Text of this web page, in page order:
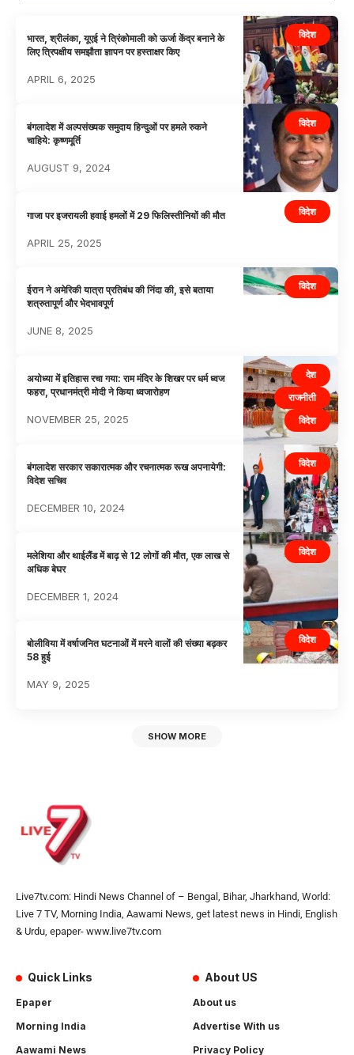
विदेश
भारत, श्रीलंका, यूएई ने त्रिंकोमाली को ऊर्जा केंद्र बनाने के
लिए त्रिपक्षीय समझौता ज्ञापन पर हस्ताक्षर किए
APRIL 6, 2025
विदेश
बंगलादेश में अल्पसंख्यक समुदाय हिन्दुओं पर हमले रुकने
चाहिये: कृष्णमूर्ति
AUGUST 9, 2024
विदेश
गाजा पर इजरायली हवाई हमलों में 29 फिलिस्तीनियों की मौत
APRIL 25, 2025
विदेश
ईरान ने अमेरिकी यात्रा प्रतिबंध की निंदा की, इसे बताया
शत्रुतापूर्ण और भेदभावपूर्ण
JUNE 8, 2025
देश
राजनीती
विदेश
अयोध्या में इतिहास रचा गया: राम मंदिर के शिखर पर धर्म ध्वज
फहरा, प्रधानमंत्री मोदी ने किया ध्वजारोहण
NOVEMBER 25, 2025
विदेश
बंगलादेश सरकार सकारात्मक और रचनात्मक रूख अपनायेगी:
विदेश सचिव
DECEMBER 10, 2024
विदेश
मलेशिया और थाईलैंड में बाढ़ से 12 लोगों की मौत, एक लाख से
अधिक बेघर
DECEMBER 1, 2024
विदेश
बोलीविया में वर्षाजनित घटनाओं में मरने वालों की संख्या बढ़कर
58 हुई
MAY 9, 2025
SHOW MORE
Live7tv.com: Hindi News Channel of – Bengal, Bihar, Jharkhand, World:
Live 7 TV, Morning India, Aawami News, get latest news in Hindi, English
& Urdu, epaper- www.live7tv.com
Quick Links
Epaper
Morning India
Aawami News
About US
About us
Advertise With us
Privacy Policy